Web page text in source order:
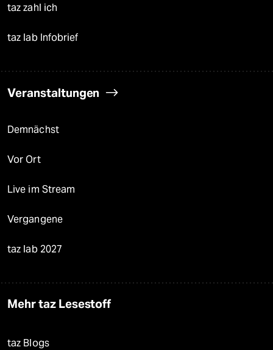
taz zahl ich
taz lab Infobrief
Veranstaltungen
Demnächst
Vor Ort
Live im Stream
Vergangene
taz lab 2027
Mehr taz Lesestoff
taz Blogs